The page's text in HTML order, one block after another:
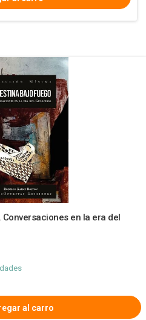
Conversaciones en la era del